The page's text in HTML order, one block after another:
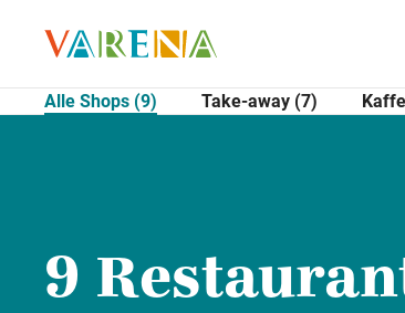
Alle Shops (9) Take-away (7)
9